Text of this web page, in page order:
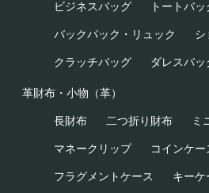
ビジネスバッグ トートバッ
バックパック・リュック シ
クラッチバッグ ダレスバッ
革財布・小物（革）
長財布 二つ折り財布 ミ
マネークリップ コインケー
フラグメントケース キーケ